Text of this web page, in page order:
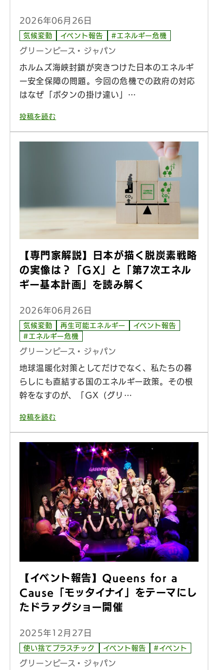
2026年06月26日
気候変動 イベント報告 #エネルギー危機
グリーンピース・ジャパン
ホルムズ海峡封鎖が突きつけた日本のエネルギ
ー安全保障の問題。今回の危機での政府の対応
はなぜ「ボタンの掛け違い」…
投稿を読む
【専門家解説】日本が描く脱炭素戦略
の実像は？「GX」と「第7次エネル
ギー基本計画」を読み解く
2026年06月26日
気候変動 再生可能エネルギー
イベント報告
#エネルギー危機
グリーンピース・ジャパン
地球温暖化対策としてだけでなく、私たちの暮
らしにも直結する国のエネルギー政策。その根
幹をなすのが、「GX（グリ…
投稿を読む
【イベント報告】Queens for a
Cause「モッタイナイ」をテーマにし
たドラァグショー開催
2025年12月27日
使い捨てプラスチック イベント報告 #イベント
グリーンピース・ジャパン